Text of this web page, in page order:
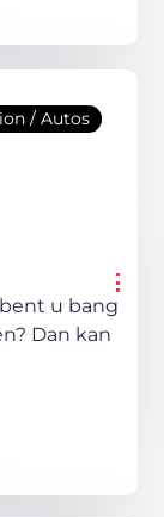
/ Autos
u bang
Dan kan